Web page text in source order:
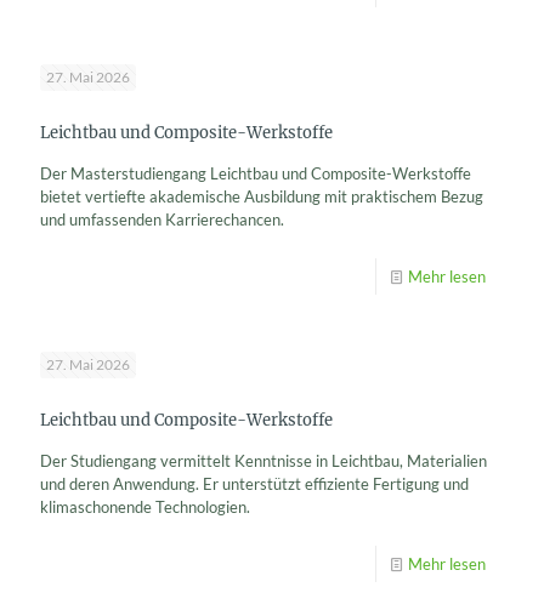
27. Mai 2026
Leichtbau und Composite-Werkstoffe
Der Masterstudiengang Leichtbau und Composite-Werkstoffe
bietet vertiefte akademische Ausbildung mit praktischem Bezug
und umfassenden Karrierechancen.
Mehr lesen
27. Mai 2026
Leichtbau und Composite-Werkstoffe
Der Studiengang vermittelt Kenntnisse in Leichtbau, Materialien
und deren Anwendung. Er unterstützt effiziente Fertigung und
klimaschonende Technologien.
Mehr lesen